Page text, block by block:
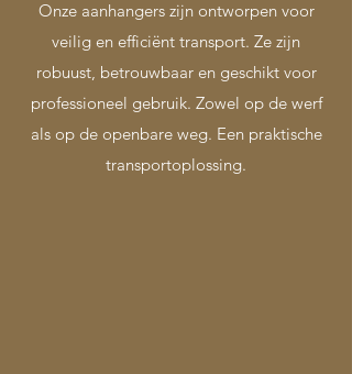
Onze aanhangers zijn ontworpen voor
veilig en efficiënt transport. Ze zijn
robuust, betrouwbaar en geschikt voor
professioneel gebruik. Zowel op de werf
als op de openbare weg. Een praktische
transportoplossing.